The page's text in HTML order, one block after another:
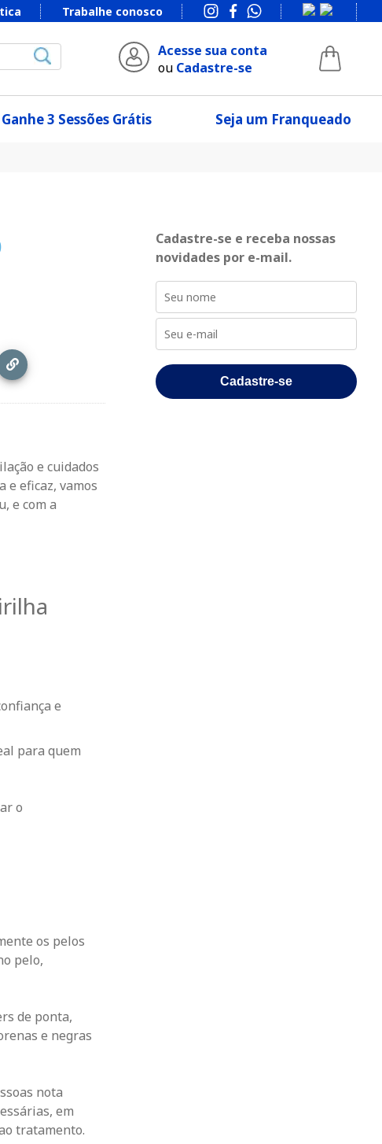
Trabalhe conosco
Acesse sua conta
ou Cadastre-se
Ganhe 3 Sessões Grátis Seja um Franqueado
e cuidados
e eficaz, vamos
e com a
e
para quem
o
os pelos
pelo,
de ponta,
e negras
nota
em
tratamento.
Cadastre-se e receba nossas
novidades por e-mail.
Cadastre-se